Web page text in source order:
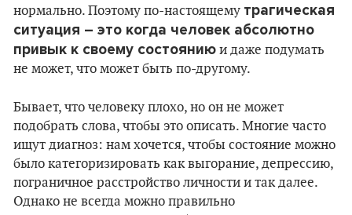
нормально. Поэтому по-настоящему трагическая
ситуация – это когда человек абсолютно
привык к своему состоянию и даже подумать
не может, что может быть по-другому.
Бывает, что человеку плохо, но он не может
подобрать слова, чтобы это описать. Многие часто
ищут диагноз: нам хочется, чтобы состояние можно
было категоризировать как выгорание, депрессию,
пограничное расстройство личности и так далее.
Однако не всегда можно правильно